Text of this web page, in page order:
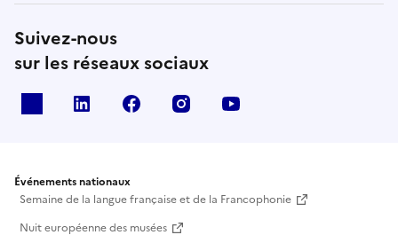
Suivez-nous
sur les réseaux sociaux
Linkedin Facebook Instagram
Événements nationaux
Semaine de la langue française et de la Francophonie
Nuit européenne des musées